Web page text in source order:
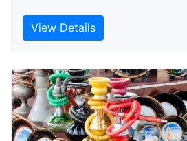
View Details